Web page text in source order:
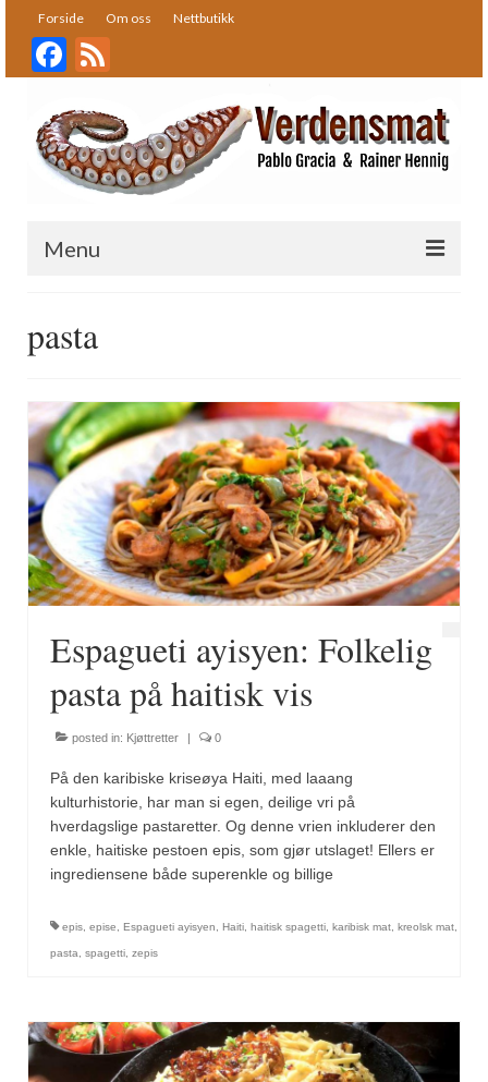
Forside Om oss Nettbutikk
Facebook
Menu
Oppskrifter
Desserter
Fisk og skalldyr
Fugl
Gryteretter
Snacks
Supper
Olivenolje, oppskrifter
Krydder, oppskrifter
Albóndigaskrydder
Bouquet garni
Cajunkrydder, mildt
Cajunkrydder, sterkt
pasta
Espagueti ayisyen: Folkelig
pasta på haitisk vis
posted in: Kjøttretter | 0
På den karibiske kriseøya Haiti, med laaang
kulturhistorie, har man si egen, deilige vri på
hverdagslige pastaretter. Og denne vrien inkluderer den
enkle, haitiske pestoen epis, som gjør utslaget! Ellers er
ingrediensene både superenkle og billige
epis epise Espagueti ayisyen Haiti haitisk spagetti karibisk mat kreolsk mat
pasta spagetti zepis